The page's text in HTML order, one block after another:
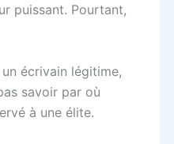
puissant. Pourtant,
écrivain légitime,
savoir par où
à une élite.